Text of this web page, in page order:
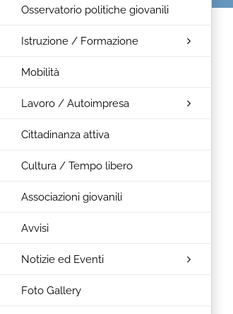
Osservatorio politiche giovanili
Istruzione / Formazione
Mobilità
Lavoro / Autoimpresa
Cittadinanza attiva
Cultura / Tempo libero
Associazioni giovanili
Avvisi
Notizie ed Eventi
Foto Gallery